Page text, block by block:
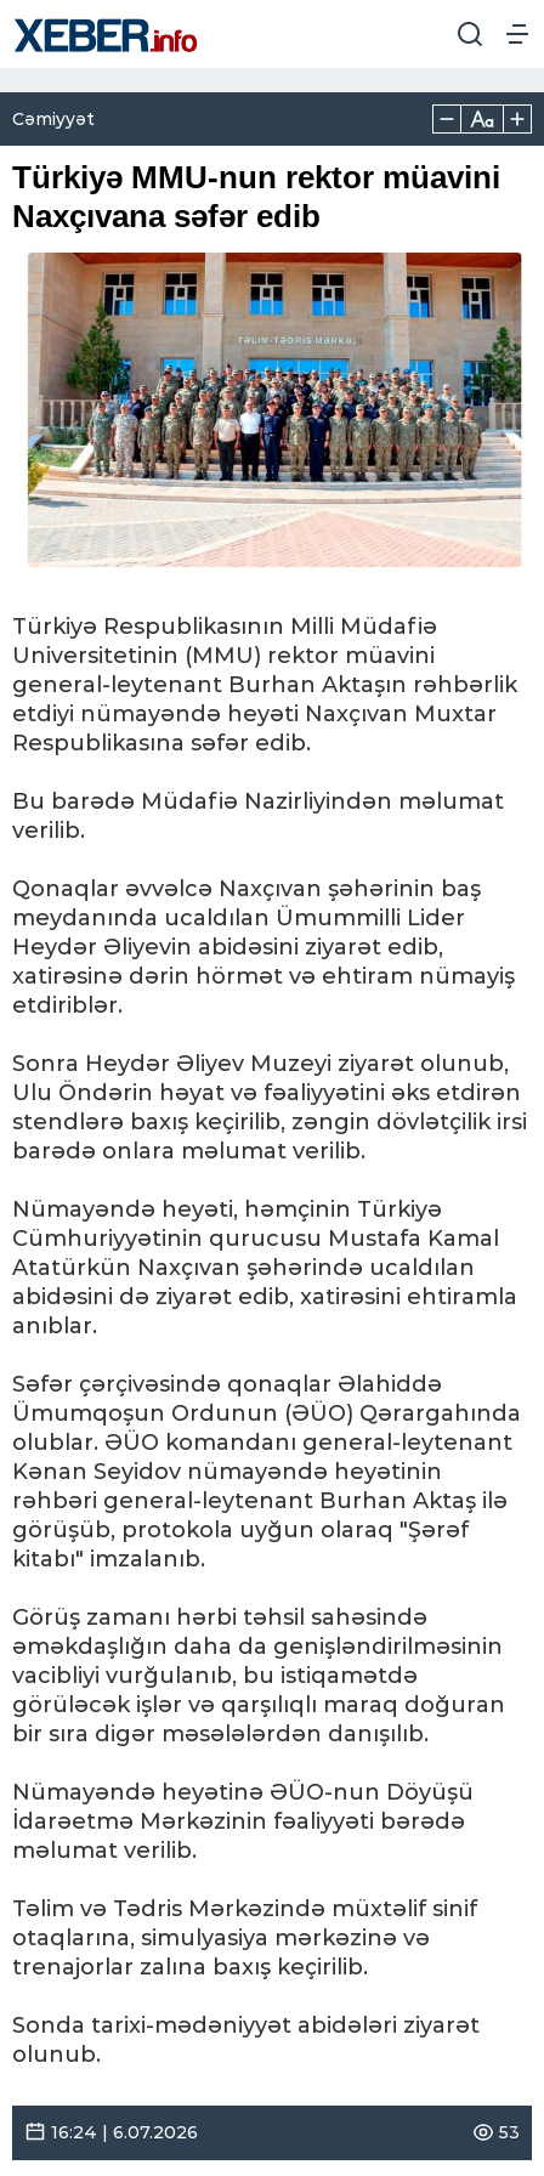
Cəmiyyət
Türkiyə MMU-nun rektor müavini
Naxçıvana səfər edib
Türkiyə Respublikasının Milli Müdafiə
Universitetinin (MMU) rektor müavini
general-leytenant Burhan Aktaşın rəhbərlik
etdiyi nümayəndə heyəti Naxçıvan Muxtar
Respublikasına səfər edib.
Bu barədə Müdafiə Nazirliyindən məlumat
verilib.
Qonaqlar əvvəlcə Naxçıvan şəhərinin baş
meydanında ucaldılan Ümummilli Lider
Heydər Əliyevin abidəsini ziyarət edib,
xatirəsinə dərin hörmət və ehtiram nümayiş
etdiriblər.
Sonra Heydər Əliyev Muzeyi ziyarət olunub,
Ulu Öndərin həyat və fəaliyyətini əks etdirən
stendlərə baxış keçirilib, zəngin dövlətçilik irsi
barədə onlara məlumat verilib.
Nümayəndə heyəti, həmçinin Türkiyə
Cümhuriyyətinin qurucusu Mustafa Kamal
Atatürkün Naxçıvan şəhərində ucaldılan
abidəsini də ziyarət edib, xatirəsini ehtiramla
anıblar.
Səfər çərçivəsində qonaqlar Əlahiddə
Ümumqoşun Ordunun (ƏÜO) Qərargahında
olublar. ƏÜO komandanı general-leytenant
Kənan Seyidov nümayəndə heyətinin
rəhbəri general-leytenant Burhan Aktaş ilə
görüşüb, protokola uyğun olaraq "Şərəf
kitabı" imzalanıb.
Görüş zamanı hərbi təhsil sahəsində
əməkdaşlığın daha da genişləndirilməsinin
vacibliyi vurğulanıb, bu istiqamətdə
görüləcək işlər və qarşılıqlı maraq doğuran
bir sıra digər məsələlərdən danışılıb.
Nümayəndə heyətinə ƏÜO-nun Döyüşü
İdarəetmə Mərkəzinin fəaliyyəti bərədə
məlumat verilib.
Təlim və Tədris Mərkəzində müxtəlif sinif
otaqlarına, simulyasiya mərkəzinə və
trenajorlar zalına baxış keçirilib.
Sonda tarixi-mədəniyyət abidələri ziyarət
olunub.
16:24 | 6.07.2026 53